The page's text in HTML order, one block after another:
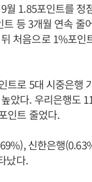
월 1.85포인트를 정
등 3개월 연속 줄
처음으로 1%포인
트로 5대 시중은행
았다. 우리은행도
인트 줄었다.
신한은행
났다.